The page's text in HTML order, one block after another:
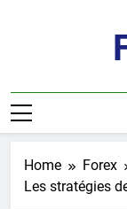
Home
Forex
Les stratégies